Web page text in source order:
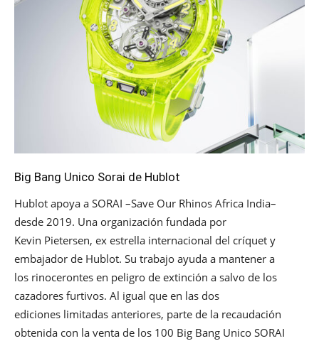
Big Bang Unico Sorai de Hublot
Hublot apoya a SORAI –Save Our Rhinos Africa India–
desde 2019. Una organización fundada por
Kevin Pietersen, ex estrella internacional del críquet y
embajador de Hublot. Su trabajo ayuda a mantener a
los rinocerontes en peligro de extinción a salvo de los
cazadores furtivos. Al igual que en las dos
ediciones limitadas anteriores, parte de la recaudación
obtenida con la venta de los 100 Big Bang Unico SORAI